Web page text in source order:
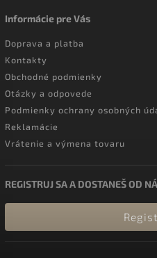
Informácie pre Vás
Doprava a platba
Kontakty
Obchodné podmienky
Otázky a odpovede
Podmienky ochrany osobných
Reklamácie
Vrátenie a výmena tovaru
REGISTRUJ SA A DOSTANEŠ OD